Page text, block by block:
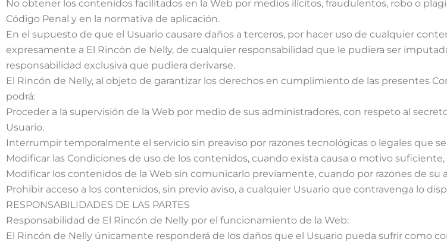
No obtener los contenidos facilitados en la Web por medios ilícitos, fraudulentos, robo o
Código Penal y en la normativa de aplicación.
En el supuesto de que el Usuario causare daños a terceros, por hacer uso de cualquier
expresamente a El Rincón de Nelly, de cualquier responsabilidad que le pudiera ser
responsabilidad exclusiva que pudiera derivarse.
El Rincón de Nelly, al objeto de garantizar los derechos en cumplimiento de las presentes
podrá:
Proceder a la supervisión de la Web por medio de sus administradores, con respeto al
Usuario.
Interrumpir temporalmente el servicio sin preaviso por razones tecnológicas o legales que
Modificar las Condiciones de uso de los contenidos, cuando exista causa o motivo
Modificar los contenidos de la Web sin comunicarlo previamente, cuando por razones de su
Prohibir acceso a los contenidos, sin previo aviso, a cualquier Usuario que contravenga lo
RESPONSABILIDADES DE LAS PARTES
Responsabilidad de El Rincón de Nelly por el funcionamiento de la Web:
El Rincón de Nelly únicamente responderá de los daños que el Usuario pueda sufrir como